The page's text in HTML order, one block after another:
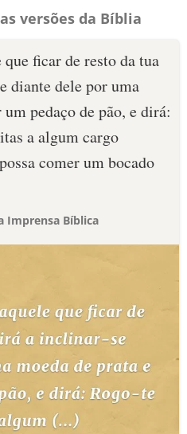
versões da Bíblia
ficar de resto da tua
diante dele por uma
pedaço de pão, e dirá:
a algum cargo
comer um bocado
Imprensa Bíblica